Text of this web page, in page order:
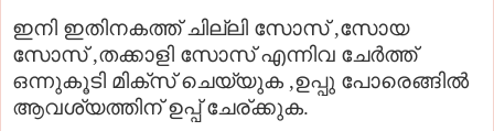
ഇനി ഇതിനകത്ത് ചില്ലി സോസ് ,സോയ
സോസ് ,തക്കാളി സോസ് എന്നിവ ചേര്‍ത്ത്
ഒന്നുകൂടി മിക്സ്‌ ചെയ്യുക ,ഉപ്പു പോരെങ്ങില്‍
ആവശ്യത്തിന് ഉപ്പ് ചേര്ക്കുക.